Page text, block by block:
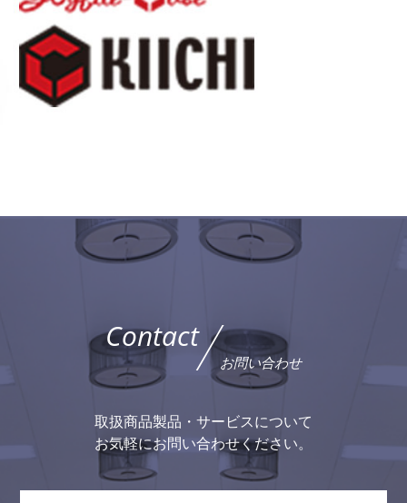
Contact
お問い合わせ
取扱商品製品・サービスについて
お気軽にお問い合わせください。